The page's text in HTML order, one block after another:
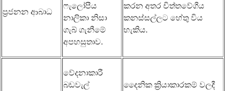
ප්‍රජනන ආබාධ
ෆැලෝපීය
නාලිකා නිසා
ගැබ් ගැනීමේ
අපහසුතාව.
කරන අතර චිත්තවේගීය
කනස්සල්ලට හේතු විය
හැකිය.
වේදනාකාරී
බඩවැල්
දෛනික ක්‍රියාකාරකම් වලදී